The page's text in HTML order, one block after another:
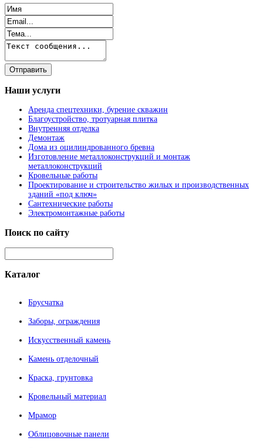
Наши услуги
Аренда спецтехники, бурение скважин
Благоустройство, тротуарная плитка
Внутренняя отделка
Демонтаж
Дома из оцилиндрованного бревна
Изготовление металлоконструкций и монтаж
металлоконструкций
Кровельные работы
Проектирование и строительство жилых и производственных
зданий «под ключ»
Сантехнические работы
Электромонтажные работы
Поиск по сайту
Каталог
Брусчатка
Заборы, ограждения
Искусственный камень
Камень отделочный
Краска, грунтовка
Кровельный материал
Мрамор
Облицовочные панели